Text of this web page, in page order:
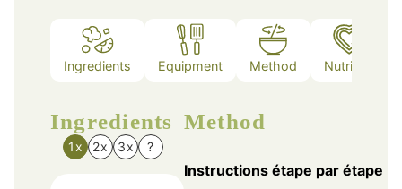
Ingredients Equipment Method Nutrition
Ingredients
1x 2x 3x ?
Method
Instructions étape par étape